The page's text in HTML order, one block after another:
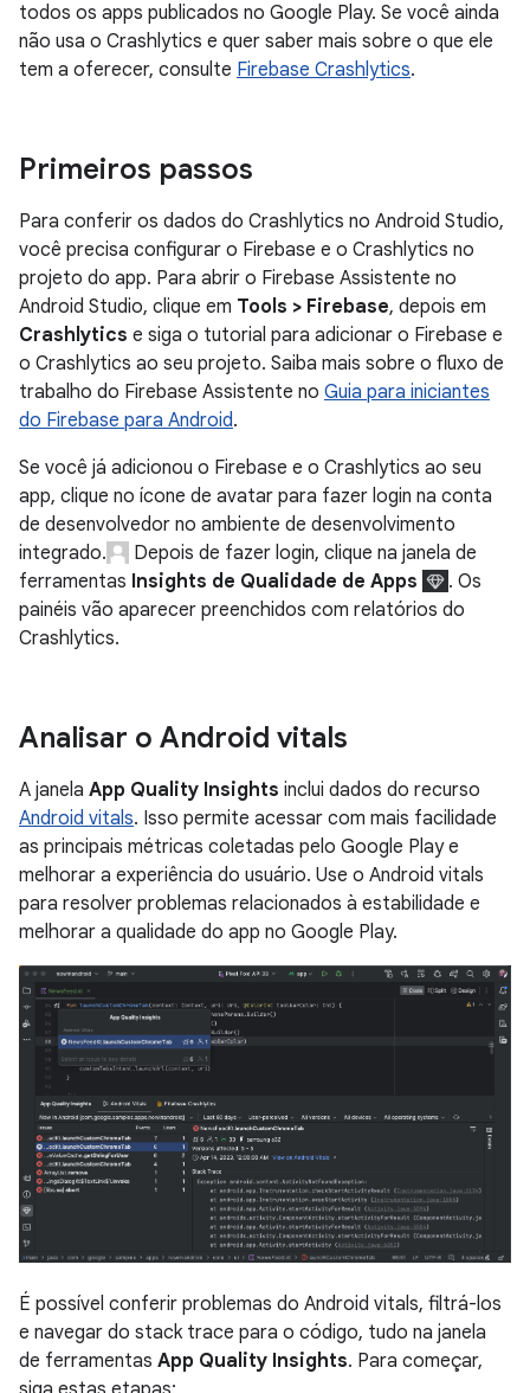
todos os apps publicados no Google Play. Se você ainda
não usa o Crashlytics e quer saber mais sobre o que ele
tem a oferecer, consulte Firebase Crashlytics.
Primeiros passos
Para conferir os dados do Crashlytics no Android Studio,
você precisa configurar o Firebase e o Crashlytics no
projeto do app. Para abrir o Firebase Assistente no
Android Studio, clique em Tools > Firebase, depois em
Crashlytics e siga o tutorial para adicionar o Firebase e
o Crashlytics ao seu projeto. Saiba mais sobre o fluxo de
trabalho do Firebase Assistente no Guia para iniciantes
do Firebase para Android.
Se você já adicionou o Firebase e o Crashlytics ao seu
app, clique no ícone de avatar para fazer login na conta
de desenvolvedor no ambiente de desenvolvimento
integrado.
Depois de fazer login, clique na janela de
ferramentas Insights de Qualidade de Apps
. Os
painéis vão aparecer preenchidos com relatórios do
Crashlytics.
Analisar o Android vitals
A janela App Quality Insights inclui dados do recurso
Android vitals. Isso permite acessar com mais facilidade
as principais métricas coletadas pelo Google Play e
melhorar a experiência do usuário. Use o Android vitals
para resolver problemas relacionados à estabilidade e
melhorar a qualidade do app no Google Play.
É possível conferir problemas do Android vitals, filtrá-los
e navegar do stack trace para o código, tudo na janela
de ferramentas App Quality Insights. Para começar,